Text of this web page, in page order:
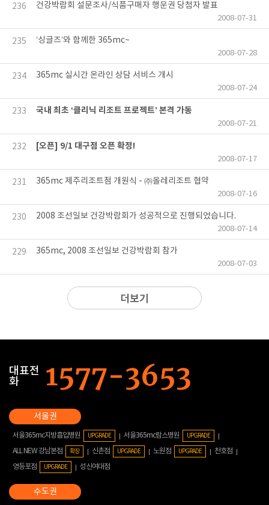
236 건강박람회 설문조사/식품구매자 행운권 당첨자 발표
2008-07-31
235 ‘싱글즈’와 함께한 365mc~
2008-07-28
234 365mc 실시간 온라인 상담 서비스 개시
2008-07-24
233 국내 최초 ‘클리닉 리조트 프로젝트’ 본격 가동
2008-07-21
232 [오픈] 9/1 대구점 오픈 확정!
2008-07-17
231 365mc 제주리조트점 개원식 - ㈜올레리조트 협약
2008-07-16
230 2008 조선일보 건강박람회가 성공적으로 진행되었습니다.
2008-07-14
229 365mc, 2008 조선일보 건강박람회 참가
2008-07-03
더보기
대표전
화
서울365mc지방흡입병원 UPGRADE 서울365mc람스병원 UPGRADE
ALL NEW 강남본점 확장 신촌점 UPGRADE 노원점 UPGRADE
천호점
영등포점
UPGRADE 성신여대점